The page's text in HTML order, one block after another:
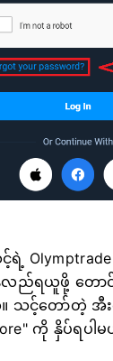
င့်ရဲ့
လည်ရယူဖို့ တော
သင့်တော်တဲ့ အီ
ကို နှိပ်ရပ